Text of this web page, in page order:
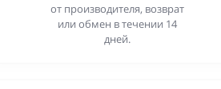
от производителя, возврат
или обмен в течении 14
дней.